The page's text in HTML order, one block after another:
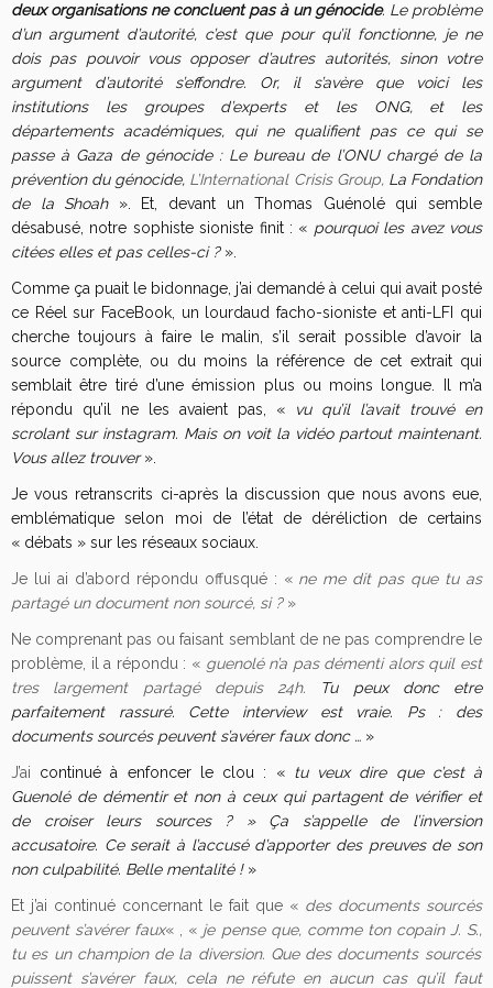
deux organisations ne concluent pas à un génocide. Le problème
d’un argument d’autorité, c’est que pour qu’il fonctionne, je ne
dois pas pouvoir vous opposer d’autres autorités, sinon votre
argument d’autorité s’effondre. Or, il s’avère que voici les
institutions les groupes d’experts et les ONG, et les
départements académiques, qui ne qualifient pas ce qui se
passe à Gaza de génocide : Le bureau de l’ONU chargé de la
prévention du génocide, L’International Crisis Group, La Fondation
de la Shoah ». Et, devant un Thomas Guénolé qui semble
désabusé, notre sophiste sioniste finit : « pourquoi les avez vous
citées elles et pas celles-ci ?».
Comme ça puait le bidonnage, j’ai demandé à celui qui avait posté
ce Réel sur FaceBook, un lourdaud facho-sioniste et anti-LFI qui
cherche toujours à faire le malin, s’il serait possible d’avoir la
source complète, ou du moins la référence de cet extrait qui
semblait être tiré d’une émission plus ou moins longue. Il m’a
répondu qu’il ne les avaient pas, «
vu qu’il l’avait trouvé en
scrolant sur instagram. Mais on voit la vidéo partout maintenant.
Vous allez trouver».
Je vous retranscrits ci-après la discussion que nous avons eue,
emblématique selon moi de l’état de déréliction de certains
« débats » sur les réseaux sociaux.
Je lui ai d’abord répondu offusqué : « ne me dit pas que tu as
partagé un document non sourcé, si ?»
Ne comprenant pas ou faisant semblant de ne pas comprendre le
problème, il a répondu : « guenolé n’a pas démenti alors quil est
tres largement partagé depuis 24h.
Tu peux donc etre
parfaitement rassuré. Cette interview est vraie. Ps : des
documents sourcés peuvent s’avérer faux donc … »
J’ai continué à enfoncer le clou : « tu veux dire que c’est à
Guenolé de démentir et non à ceux qui partagent de vérifier et
de croiser leurs sources ? » Ça s’appelle de l’inversion
accusatoire. Ce serait à l’accusé d’apporter des preuves de son
non culpabilité. Belle mentalité !»
Et j’ai continué concernant le fait que « des documents sourcés
peuvent s’avérer faux« , « je pense que, comme ton copain J. S.,
tu es un champion de la diversion. Que des documents sourcés
puissent s’avérer faux, cela ne réfute en aucun cas qu’il faut